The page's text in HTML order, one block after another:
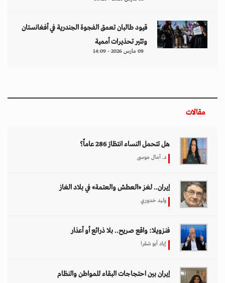
قيود طالبان تعمق الفجوة الجندرية في أفغانستان
وتثير تحذيرات أممية
09 مارس 2026 - 14:09
مقالات
هل تتحمل النساء انتظارَ 286 عاماً؟
د. آمال موسى
إيران.. لغز «العطش والعتمة» في بلاد الغاز
وليد خدوري
فنزويلا: واقع صريح.. بلا ذرائع أو أعذار
إياد أبو شقرا
إيران بين احتجاجات البقاء للمواطن والنظام